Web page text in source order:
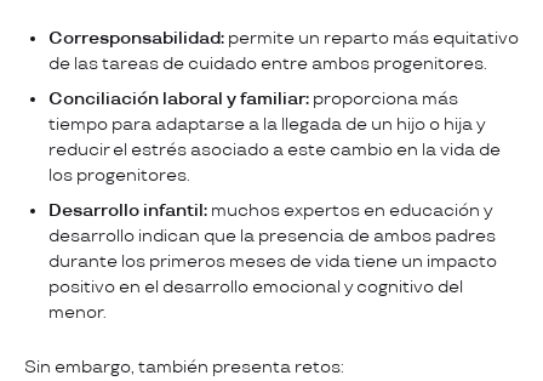
Corresponsabilidad: permite un reparto más equitativo
de las tareas de cuidado entre ambos progenitores.
Conciliación laboral y familiar: proporciona más
tiempo para adaptarse a la llegada de un hijo o hija y
reducir el estrés asociado a este cambio en la vida de
los progenitores.
Desarrollo infantil: muchos expertos en educación y
desarrollo indican que la presencia de ambos padres
durante los primeros meses de vida tiene un impacto
positivo en el desarrollo emocional y cognitivo del
menor.
Sin embargo, también presenta retos: